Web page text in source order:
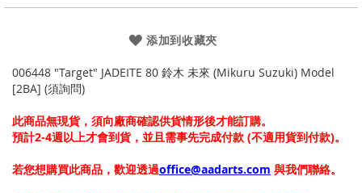
添加到收藏夾
006448 "Target" JADEITE 80 鈴木 未來 (Mikuru Suzuki) Model
[2BA] (須詢問)
此商品無現貨，須向廠商確認供貨情形後才能訂購。
預計2-4週以上才會到貨，並且需事先完成付款 (不適用貨到付款)。
若您想購買此商品，歡迎透過office@aadarts.com 與我們聯絡。